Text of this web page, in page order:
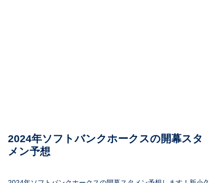
2024年ソフトバンクホークスの開幕スタ
メン予想